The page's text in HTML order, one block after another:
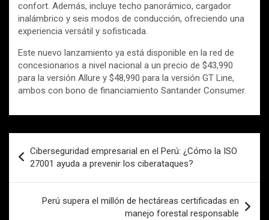
confort. Además, incluye techo panorámico, cargador
inalámbrico y seis modos de conducción, ofreciendo una
experiencia versátil y sofisticada.
Este nuevo lanzamiento ya está disponible en la red de
concesionarios a nivel nacional a un precio de $43,990
para la versión Allure y $48,990 para la versión GT Line,
ambos con bono de financiamiento Santander Consumer.
de
entradas
Ciberseguridad empresarial en el Perú: ¿Cómo la ISO
27001 ayuda a prevenir los ciberataques?
Perú supera el millón de hectáreas certificadas en
manejo forestal responsable